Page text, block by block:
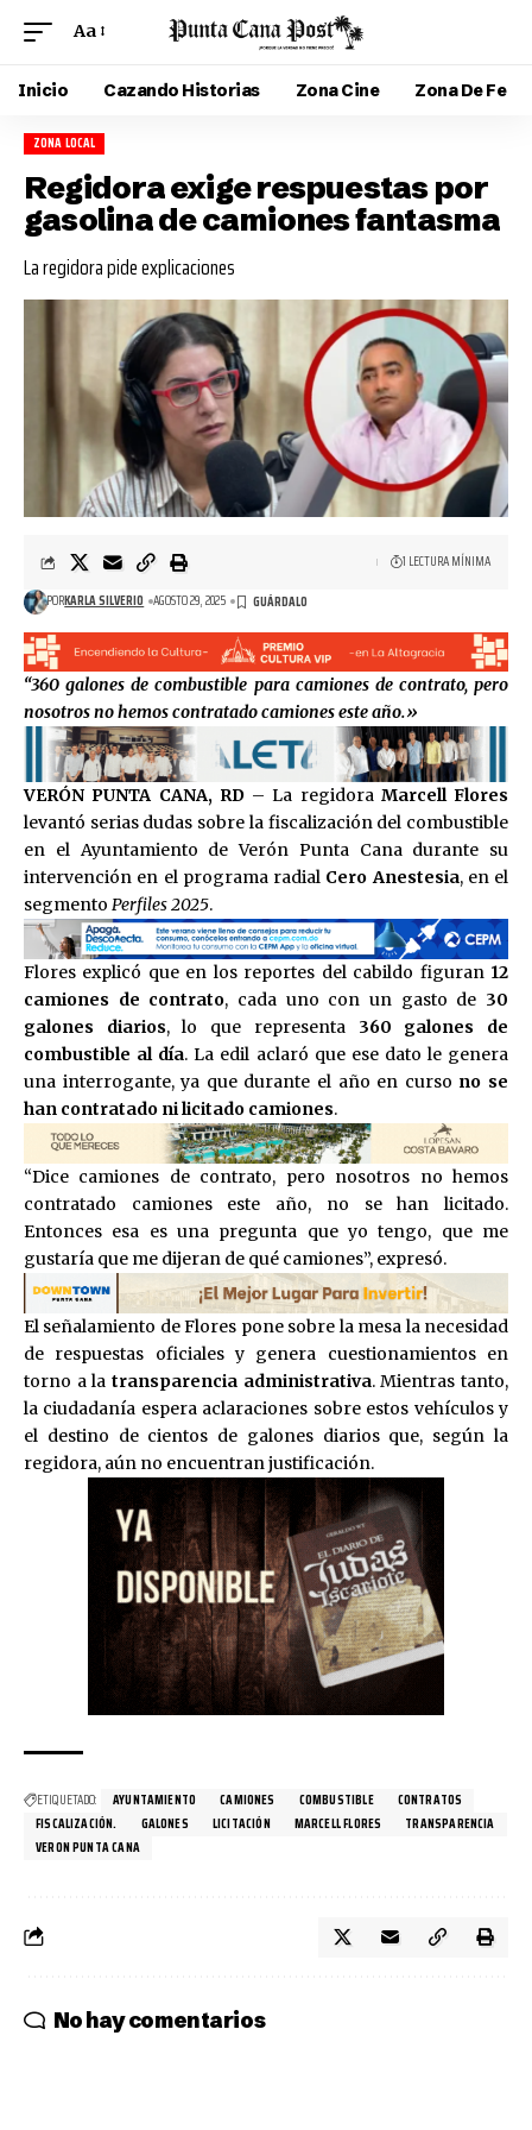
Aa
Inicio Cazando Historias Zona Cine Zona De Fe
ZONA LOCAL
Regidora exige respuestas por
gasolina de camiones fantasma
La regidora pide explicaciones
PORKARLA SILVERIO AGOSTO 29, 2025
1 LECTURA MÍNIMA
“360 galones de combustible para camiones de contrato, pero
nosotros no hemos contratado camiones este año.»
VERÓN PUNTA CANA, RD– La regidora Marcell Flores
levantó serias dudas sobre la fiscalización del combustible
en el Ayuntamiento de Verón Punta Cana durante su
intervención en el programa radial Cero Anestesia, en el
segmento Perfiles 2025.
Flores explicó que en los reportes del cabildo figuran 12
camiones de contrato, cada uno con un gasto de 30
galones diarios, lo que representa 360 galones de
combustible al día. La edil aclaró que ese dato le genera
una interrogante, ya que durante el año en curso no se
han contratado ni licitado camiones.
“Dice camiones de contrato, pero nosotros no hemos
contratado camiones este año, no se han licitado.
Entonces esa es una pregunta que yo tengo, que me
gustaría que me dijeran de qué camiones”, expresó.
El señalamiento de Flores pone sobre la mesa la necesidad
de respuestas oficiales y genera cuestionamientos en
torno a la transparencia administrativa. Mientras tanto,
la ciudadanía espera aclaraciones sobre estos vehículos y
el destino de cientos de galones diarios que, según la
regidora, aún no encuentran justificación.
ETIQUETADO: AYUNTAMIENTO CAMIONES COMBUSTIBLE
CONTRATOS
FISCALIZACIÓN.
GALONES LICITACIÓN MARCELL FLORES
TRANSPARENCIA
VERON PUNTA CANA
No hay comentarios